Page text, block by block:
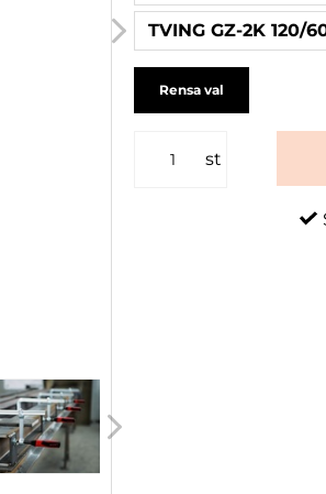
TVING GZ-2K 120/
Rensa val
st